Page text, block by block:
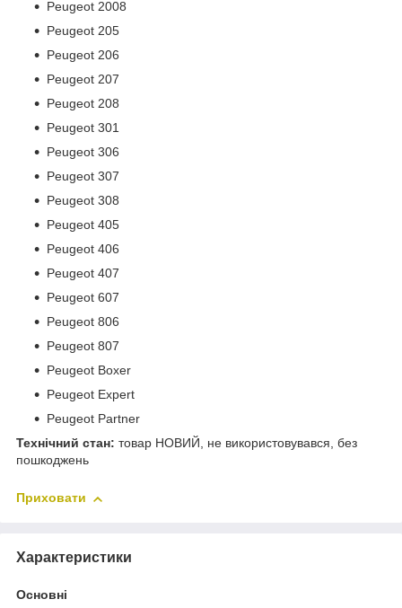
Peugeot 2008
Peugeot 205
Peugeot 206
Peugeot 207
Peugeot 208
Peugeot 301
Peugeot 306
Peugeot 307
Peugeot 308
Peugeot 405
Peugeot 406
Peugeot 407
Peugeot 607
Peugeot 806
Peugeot 807
Peugeot Boxer
Peugeot Expert
Peugeot Partner
Технічний стан: товар НОВИЙ, не використовувався, без
пошкоджень
Приховати
Характеристики
Основні